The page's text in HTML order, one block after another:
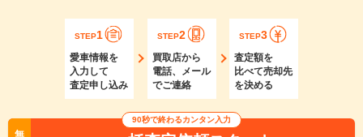
STEP1
愛車情報を
入力して
査定申し込み
STEP2
買取店から
電話、メール
でご連絡
STEP3
査定額を
比べて売却先
を決める
無
90秒で終わるカンタン入力